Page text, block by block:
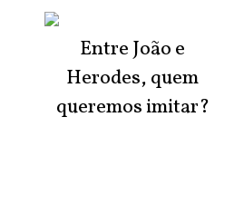
Entre João e
Herodes, quem
queremos imitar?